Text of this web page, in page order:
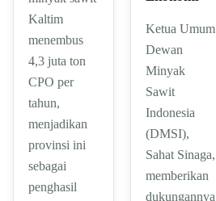
Kaltim
menembus
4,3 juta ton
CPO per
tahun,
menjadikan
provinsi ini
sebagai
penghasil
Ketua Umum
Dewan
Minyak
Sawit
Indonesia
(DMSI),
Sahat Sinaga,
memberikan
dukungannya